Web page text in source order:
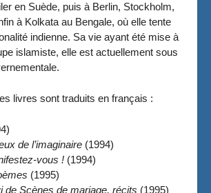
en Suède, puis à Berlin, Stockholm,
à Kolkata au Bengale, où elle tente
indienne. Sa vie ayant été mise à
islamiste, elle est actuellement sous
livres sont traduits en français :
de l’imaginaire(1994)
vous !(1994)
(1995)
de Scènes de mariage, récits (1995)